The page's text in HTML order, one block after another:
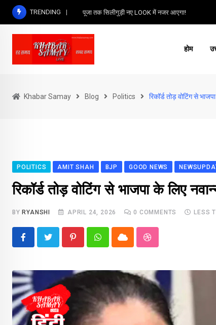
Skip
content
TRENDING पूजा तक सिलीगुड़ी नए LOOK में नजर आएगा!
होम
Khabar Samay Blog Politics रिकॉर्ड तोड़ वोटिंग से
POLITICS AMIT SHAH BJP GOOD NEWS
रिकॉर्ड तोड़ वोटिंग से भाजपा के लिए
BY RYANSHI APRIL 24, 2026 0 COMMENTS LESS
PinterestWhatsappCloud StumbleUpon